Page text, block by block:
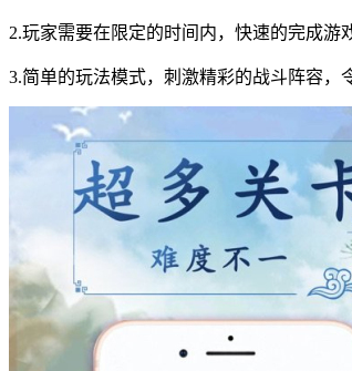
2.玩家需要在限定的时间内，快速的完成游
3.简单的玩法模式，刺激精彩的战斗阵容，